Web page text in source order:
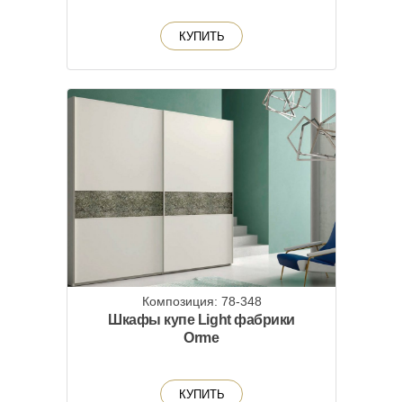
КУПИТЬ
Композиция: 78-348
Шкафы купе Light фабрики
Orme
КУПИТЬ